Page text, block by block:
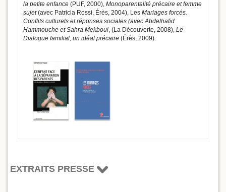
la petite enfance (PUF, 2000), Monoparentalité précaire et femme
sujet(avec Patricia Rossi, Érès, 2004), Les Mariages forcés.
Conflits culturels et réponses sociales (avec Abdelhafid
Hammouche et Sahra Mekboul, (La Découverte, 2008), Le
Dialogue familial, un idéal précaire (Érès, 2009).
EXTRAITS PRESSE